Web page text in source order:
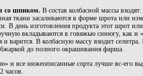
со шпиком. В состав колбасной массы
ткани засаливаются в форме шрота или
В день изготовления продукта этот шрот
вкладываются в говяжью синюгу, как и
и варится. В колбасную массу входит
до полного окрашивания фарша.
и все нижеописанные сорта лучше вс-его
часов.